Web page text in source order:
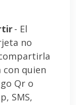
- El
no
quien
Qr o
SMS,